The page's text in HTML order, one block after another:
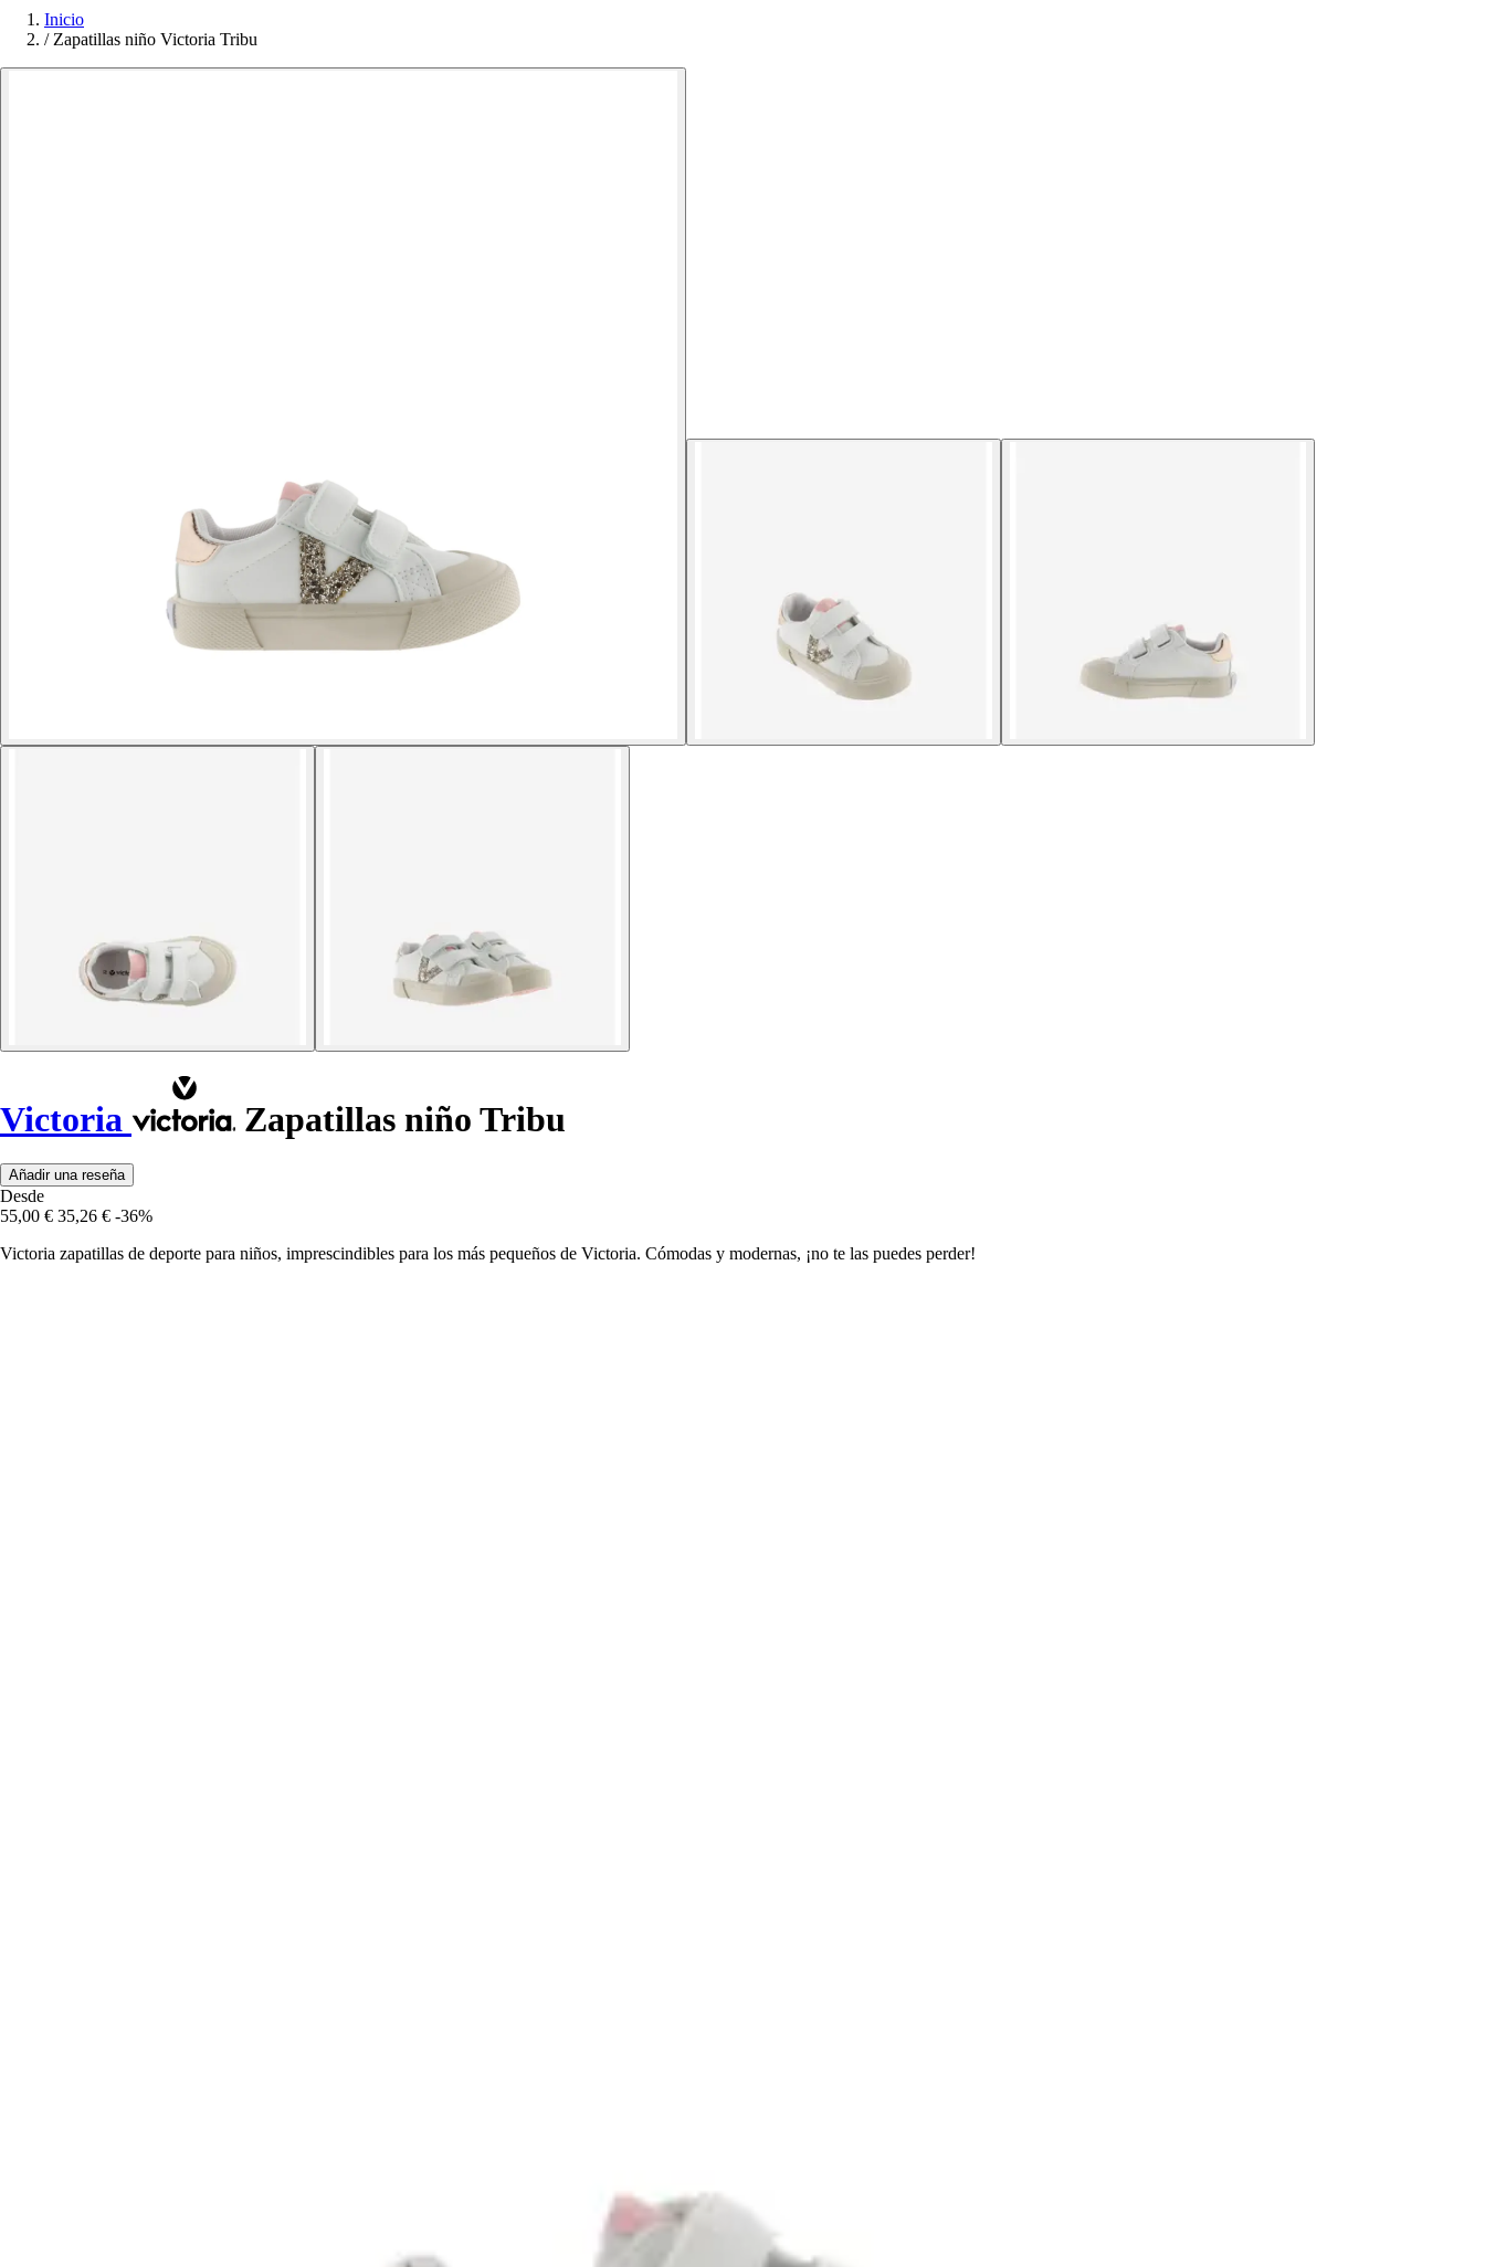
Inicio
/ Zapatillas niño Victoria Tribu
Victoria Zapatillas niño Tribu
Añadir una reseña
Desde
55,00 € 35,26 € -36%
Victoria zapatillas de deporte para niños, imprescindibles para los más pequeños de Victoria. Cómodas y modernas, ¡no te las puedes perder!